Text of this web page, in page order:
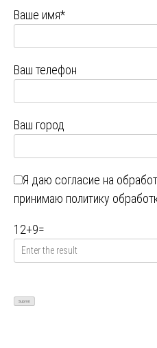
Ваше имя*
Ваш телефон
Ваш город
Я даю согласие на
принимаю политику
12+9=